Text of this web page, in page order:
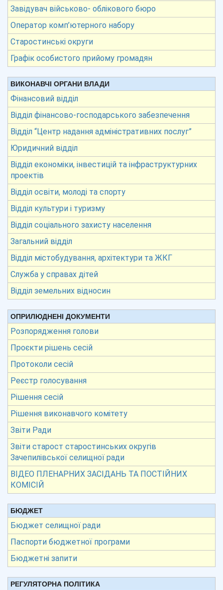
Завідувач військово- облікового бюро
Оператор комп’ютерного набору
Старостинські округи
Графік особистого прийому громадян
ВИКОНАВЧІ ОРГАНИ ВЛАДИ
Фінансовий відділ
Відділ фінансово-господарського забезпечення
Відділ “Центр надання адміністративних послуг”
Юридичний відділ
Відділ економіки, інвестицій та інфраструктурних
проектів
Відділ освіти, молоді та спорту
Відділ культури і туризму
Відділ соціального захисту населення
Загальний відділ
Відділ містобудування, архітектури та ЖКГ
Служба у справах дітей
Відділ земельних відносин
ОПРИЛЮДНЕНІ ДОКУМЕНТИ
Розпорядження голови
Проєкти рішень сесій
Протоколи сесій
Реєстр голосування
Рішення сесій
Рішення виконавчого комітету
Звіти Ради
Звіти старост старостинських округів
Зачепилівської селищної ради
ВІДЕО ПЛЕНАРНИХ ЗАСІДАНЬ ТА ПОСТІЙНИХ
КОМІСІЙ
БЮДЖЕТ
Бюджет селищної ради
Паспорти бюджетної програми
Бюджетні запити
РЕГУЛЯТОРНА ПОЛІТИКА